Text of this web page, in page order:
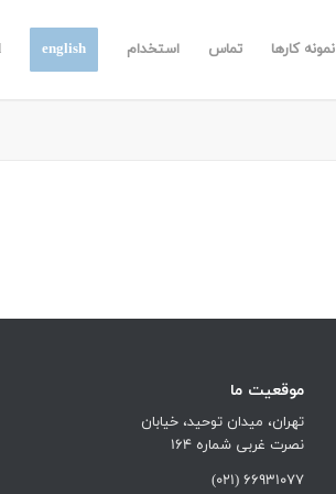
نمونه کارها تماس استخدام english
موقعیت ما
تهران، میدان توحید، خیابان
نصرت غربی شماره 164
66931077 (021)